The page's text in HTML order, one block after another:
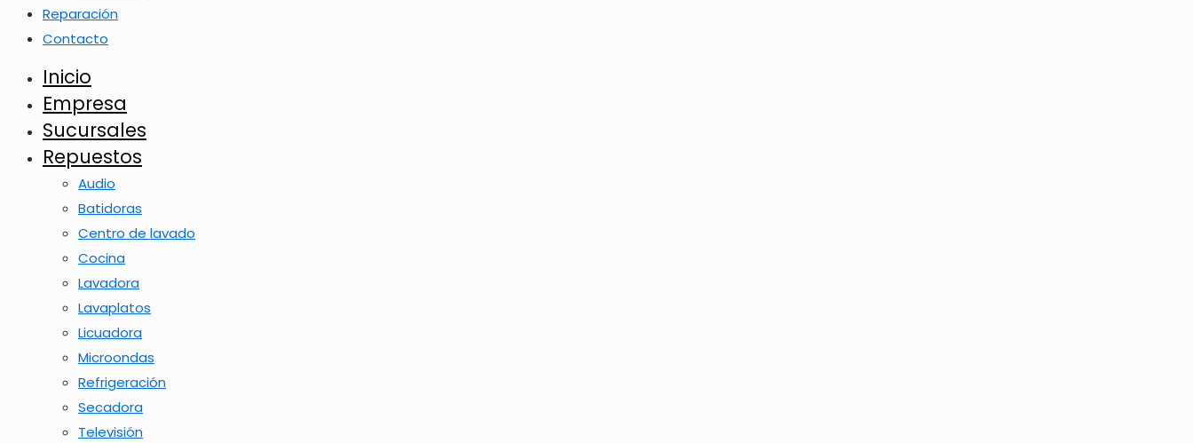
Reparación
Contacto
Inicio
Empresa
Sucursales
Repuestos
Audio
Batidoras
Centro de lavado
Cocina
Lavadora
Lavaplatos
Licuadora
Microondas
Refrigeración
Secadora
Televisión